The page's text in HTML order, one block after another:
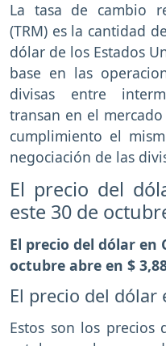
La tasa de cambio
(TRM) es la cantidad
dólar de los Estados
base en las
divisas entre
transan en el
cumplimiento el
negociación de las
El precio del
este 30 de
El precio del dólar en
octubre abre en $
El precio del dólar
Estos son los precios